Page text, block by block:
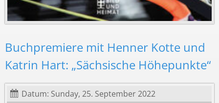
Buchpremiere mit Henner Kotte und
Katrin Hart: „Sächsische Höhepunkte“
Datum: Sunday, 25. September 2022